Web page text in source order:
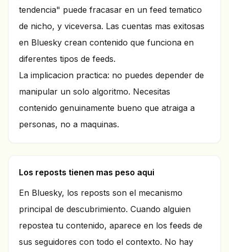
tendencia" puede fracasar en un feed tematico
de nicho, y viceversa. Las cuentas mas exitosas
en Bluesky crean contenido que funciona en
diferentes tipos de feeds.
La implicacion practica: no puedes depender de
manipular un solo algoritmo. Necesitas
contenido genuinamente bueno que atraiga a
personas, no a maquinas.
Los reposts tienen mas peso aqui
En Bluesky, los reposts son el mecanismo
principal de descubrimiento. Cuando alguien
repostea tu contenido, aparece en los feeds de
sus seguidores con todo el contexto. No hay